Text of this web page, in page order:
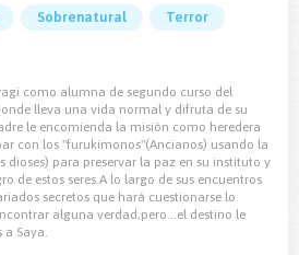
Sobrenatural
Terror
como alumna de segundo curso del
lleva una vida normal y difruta de su
le encomienda la misión como heredera
con los "furukimonos"(Ancianos) usando la
dioses) para preservar la paz en su instituto y
de estos seres.A lo largo de sus encuentros
secretos que hará cuestionarse lo
alguna verdad,pero...el destino le
a Saya.